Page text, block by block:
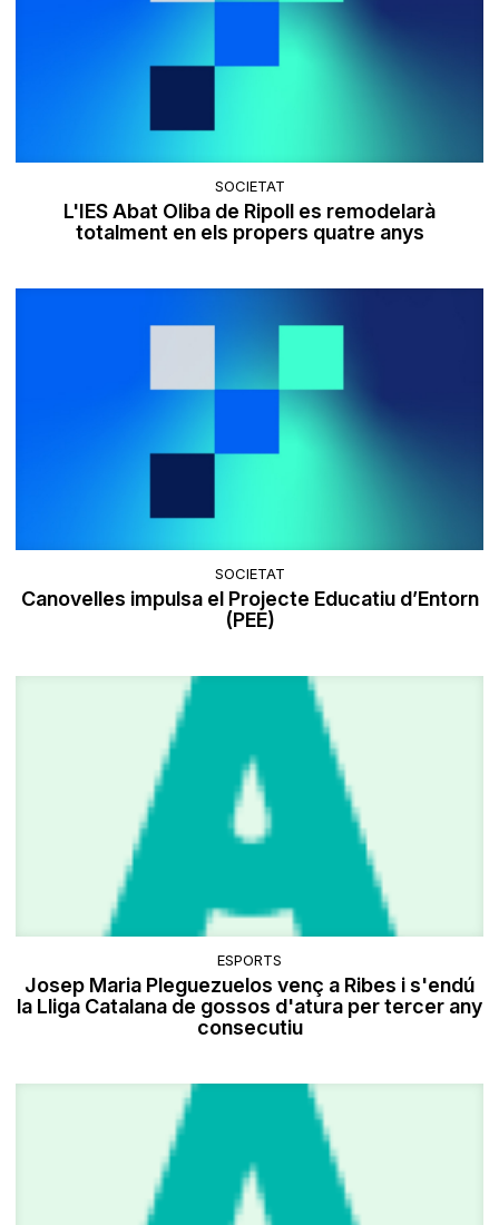
SOCIETAT
L'IES Abat Oliba de Ripoll es remodelarà
totalment en els propers quatre anys
SOCIETAT
Canovelles impulsa el Projecte Educatiu d’Entorn
(PEE)
ESPORTS
Josep Maria Pleguezuelos venç a Ribes i s'endú
la Lliga Catalana de gossos d'atura per tercer any
consecutiu